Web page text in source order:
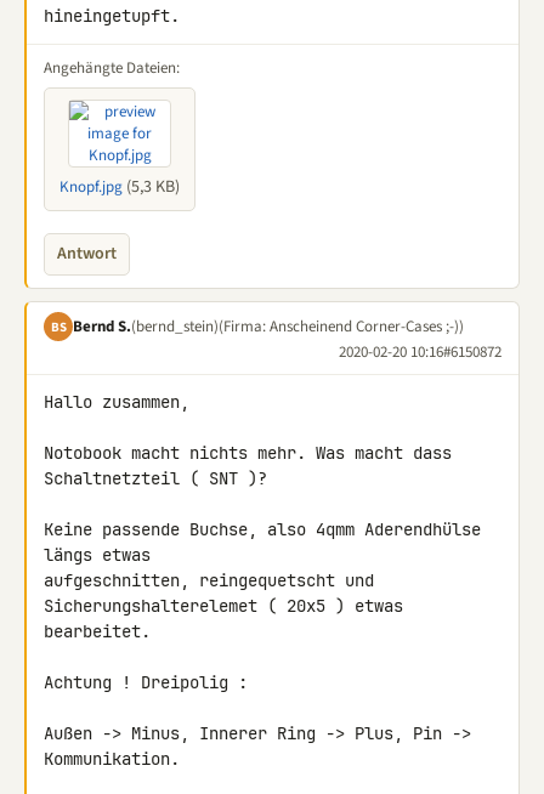
hineingetupft.
Angehängte Dateien:
Knopf.jpg (5,3 KB)
Antwort
BS Bernd S.(bernd_stein)(Firma: Anscheinend Corner-Cases ;-))
2020-02-20 10:16#6150872
Hallo zusammen,
Notobook macht nichts mehr. Was macht dass
Schaltnetzteil ( SNT )?
Keine passende Buchse, also 4qmm Aderendhülse
längs etwas
aufgeschnitten, reingequetscht und
Sicherungshalterelemet ( 20x5 ) etwas
bearbeitet.
Achtung ! Dreipolig :
Außen -> Minus, Innerer Ring -> Plus, Pin ->
Kommunikation.